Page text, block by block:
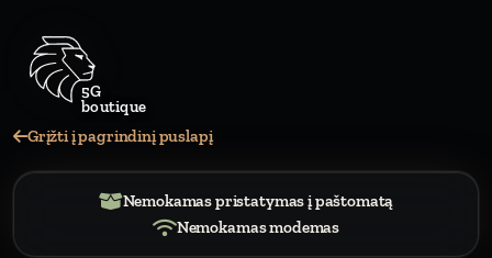
Grįžti į pagrindinį puslapį
Nemokamas pristatymas į paštomatą
Nemokamas modemas